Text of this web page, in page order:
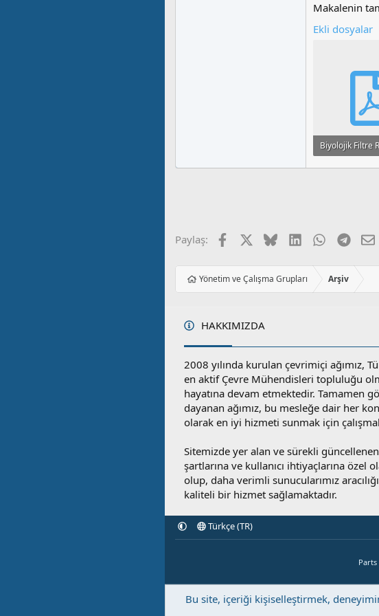
Makalenin
Ekli dosyalar
279 KB ·
Paylaş: Facebook BlueskyLinkedInWhatsApp
Yönetim ve Çalışma Grupları Arşiv
HAKKIMIZDA
2008 yılında kurulan çevrimiçi ağımız,
en aktif Çevre Mühendisleri topluluğu
hayatına devam etmektedir. Tamamen
dayanan ağımız, bu mesleğe dair her
olarak en iyi hizmeti sunmak için
Sitemizde yer alan ve sürekli
şartlarına ve kullanıcı ihtiyaçlarına özel
olup, daha verimli sunucularımız
kaliteli bir hizmet sağlamaktadır.
Türkçe (TR)
Bu site, içeriği kişiselleştirmek,